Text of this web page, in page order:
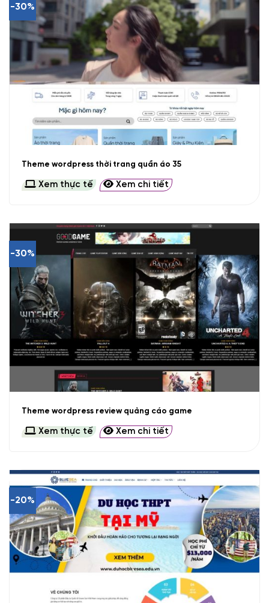
-30%
Theme wordpress thời trang quần áo 35
Xem thực tế Xem chi tiết
-30%
Theme wordpress review quảng cáo game
Xem thực tế Xem chi tiết
-20%